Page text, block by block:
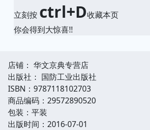
立刻按 ctrl+D收藏本页
你会得到大惊喜!!
店铺： 华文京典专营店
出版社： 国防工业出版社
ISBN：9787118102703
商品编码：29572890520
包装：平装
出版时间：2016-07-01